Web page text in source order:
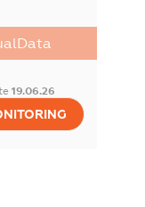
19.06.26